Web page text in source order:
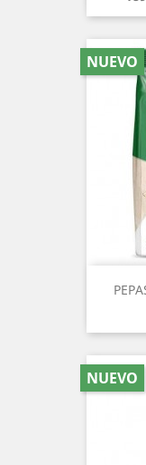
NUEVO
NUEVO